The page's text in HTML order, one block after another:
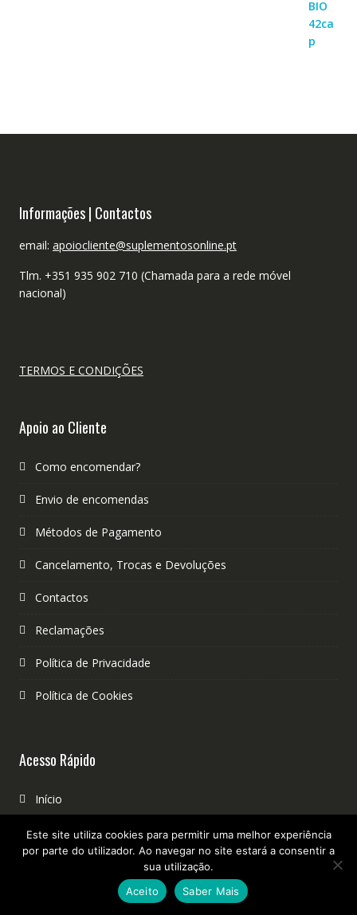
Informações | Contactos
email: apoiocliente@suplementosonline.pt
Tlm. +351 935 902 710 (Chamada para a rede móvel
nacional)
TERMOS E CONDIÇÕES
Apoio ao Cliente
Como encomendar?
Envio de encomendas
Métodos de Pagamento
Cancelamento, Trocas e Devoluções
Contactos
Reclamações
Política de Privacidade
Política de Cookies
Acesso Rápido
Início
Favoritos
Este site utiliza cookies para permitir uma melhor experiência
por parte do utilizador. Ao navegar no site estará a consentir a
sua utilização.
Aceito
Saber Mais